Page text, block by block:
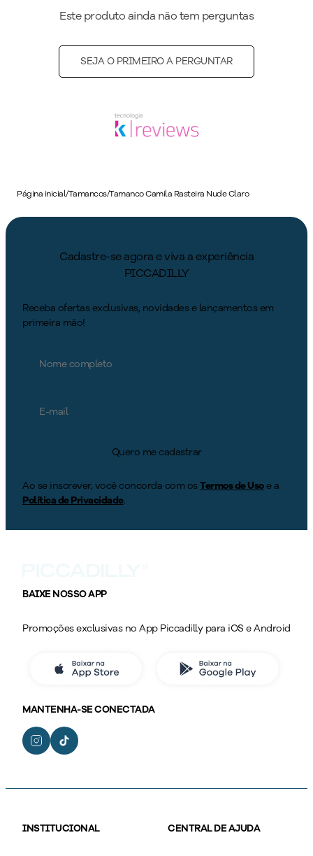
Este produto ainda não tem perguntas
SEJA O PRIMEIRO A PERGUNTAR
Página inicial/Tamancos/Tamanco Camila Rasteira Nude Claro
Cadastre-se agora e viva a experiência
PICCADILLY
Receba ofertas exclusivas, novidades e lançamentos em
primeira mão!
Quero me cadastrar
Ao se inscrever, você concorda com osTermos de Usoe a
Política de Privacidade.
BAIXE NOSSO APP
Promoções exclusivas no App Piccadilly para iOS e Android
MANTENHA-SE CONECTADA
INSTITUCIONAL CENTRAL DE AJUDA